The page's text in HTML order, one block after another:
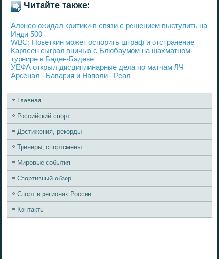
Читайте также:
Алонсо ожидал критики в связи с решением выступить на
Инди 500
WBC: Поветкин может оспорить штраф и отстранение
Карлсен сыграл вничью с Блюбаумом на шахматном
турнире в Баден-Бадене
УЕФА открыл дисциплинарные дела по матчам ЛЧ
Арсенал - Бавария и Наполи - Реал
Главная
Российский спорт
Достижения, рекорды
Тренеры, спортсмены
Мировые события
Спортивный обзор
Спорт в регионах России
Контакты